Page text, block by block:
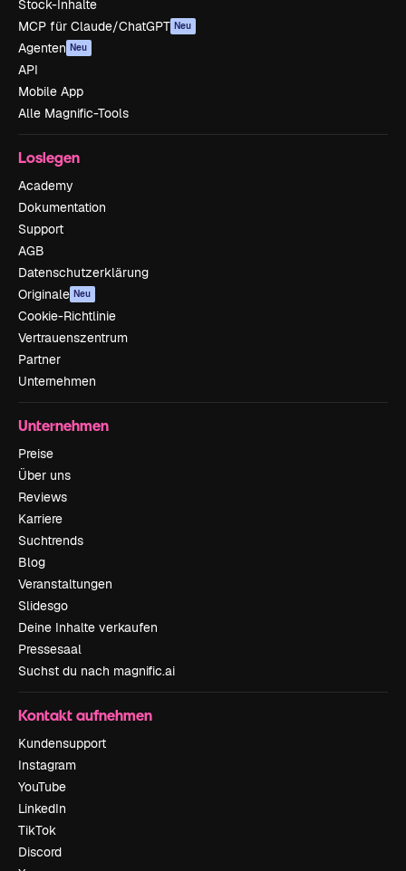
Stock-Inhalte
MCP für Claude/ChatGPT Neu
Agenten Neu
API
Mobile App
Alle Magnific-Tools
Loslegen
Academy
Dokumentation
Support
AGB
Datenschutzerklärung
Originale Neu
Cookie-Richtlinie
Vertrauenszentrum
Partner
Unternehmen
Unternehmen
Preise
Über uns
Reviews
Karriere
Suchtrends
Blog
Veranstaltungen
Slidesgo
Deine Inhalte verkaufen
Pressesaal
Suchst du nach magnific.ai
Kontakt aufnehmen
Kundensupport
Instagram
YouTube
LinkedIn
TikTok
Discord